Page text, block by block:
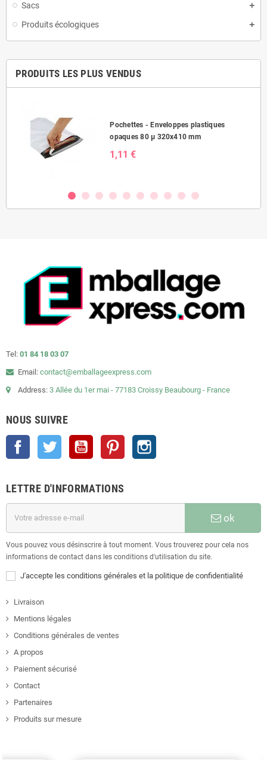
Sacs
Produits écologiques
PRODUITS LES PLUS VENDUS
Pochettes - Enveloppes plastiques
opaques 80 µ 320x410 mm
1,11 €
Tel: 01 84 18 03 07
Email: contact@emballageexpress.com
Address: 3 Allée du 1er mai - 77183 Croissy Beaubourg - France
NOUS SUIVRE
Facebook Twitter YouTube Pinterest
LETTRE D'INFORMATIONS
ok
Vous pouvez vous désinscrire à tout moment. Vous trouverez pour cela nos
informations de contact dans les conditions d'utilisation du site.
J'accepte les conditions générales et la politique de confidentialité
Livraison
Mentions légales
Conditions générales de ventes
A propos
Paiement sécurisé
Contact
Partenaires
Produits sur mesure